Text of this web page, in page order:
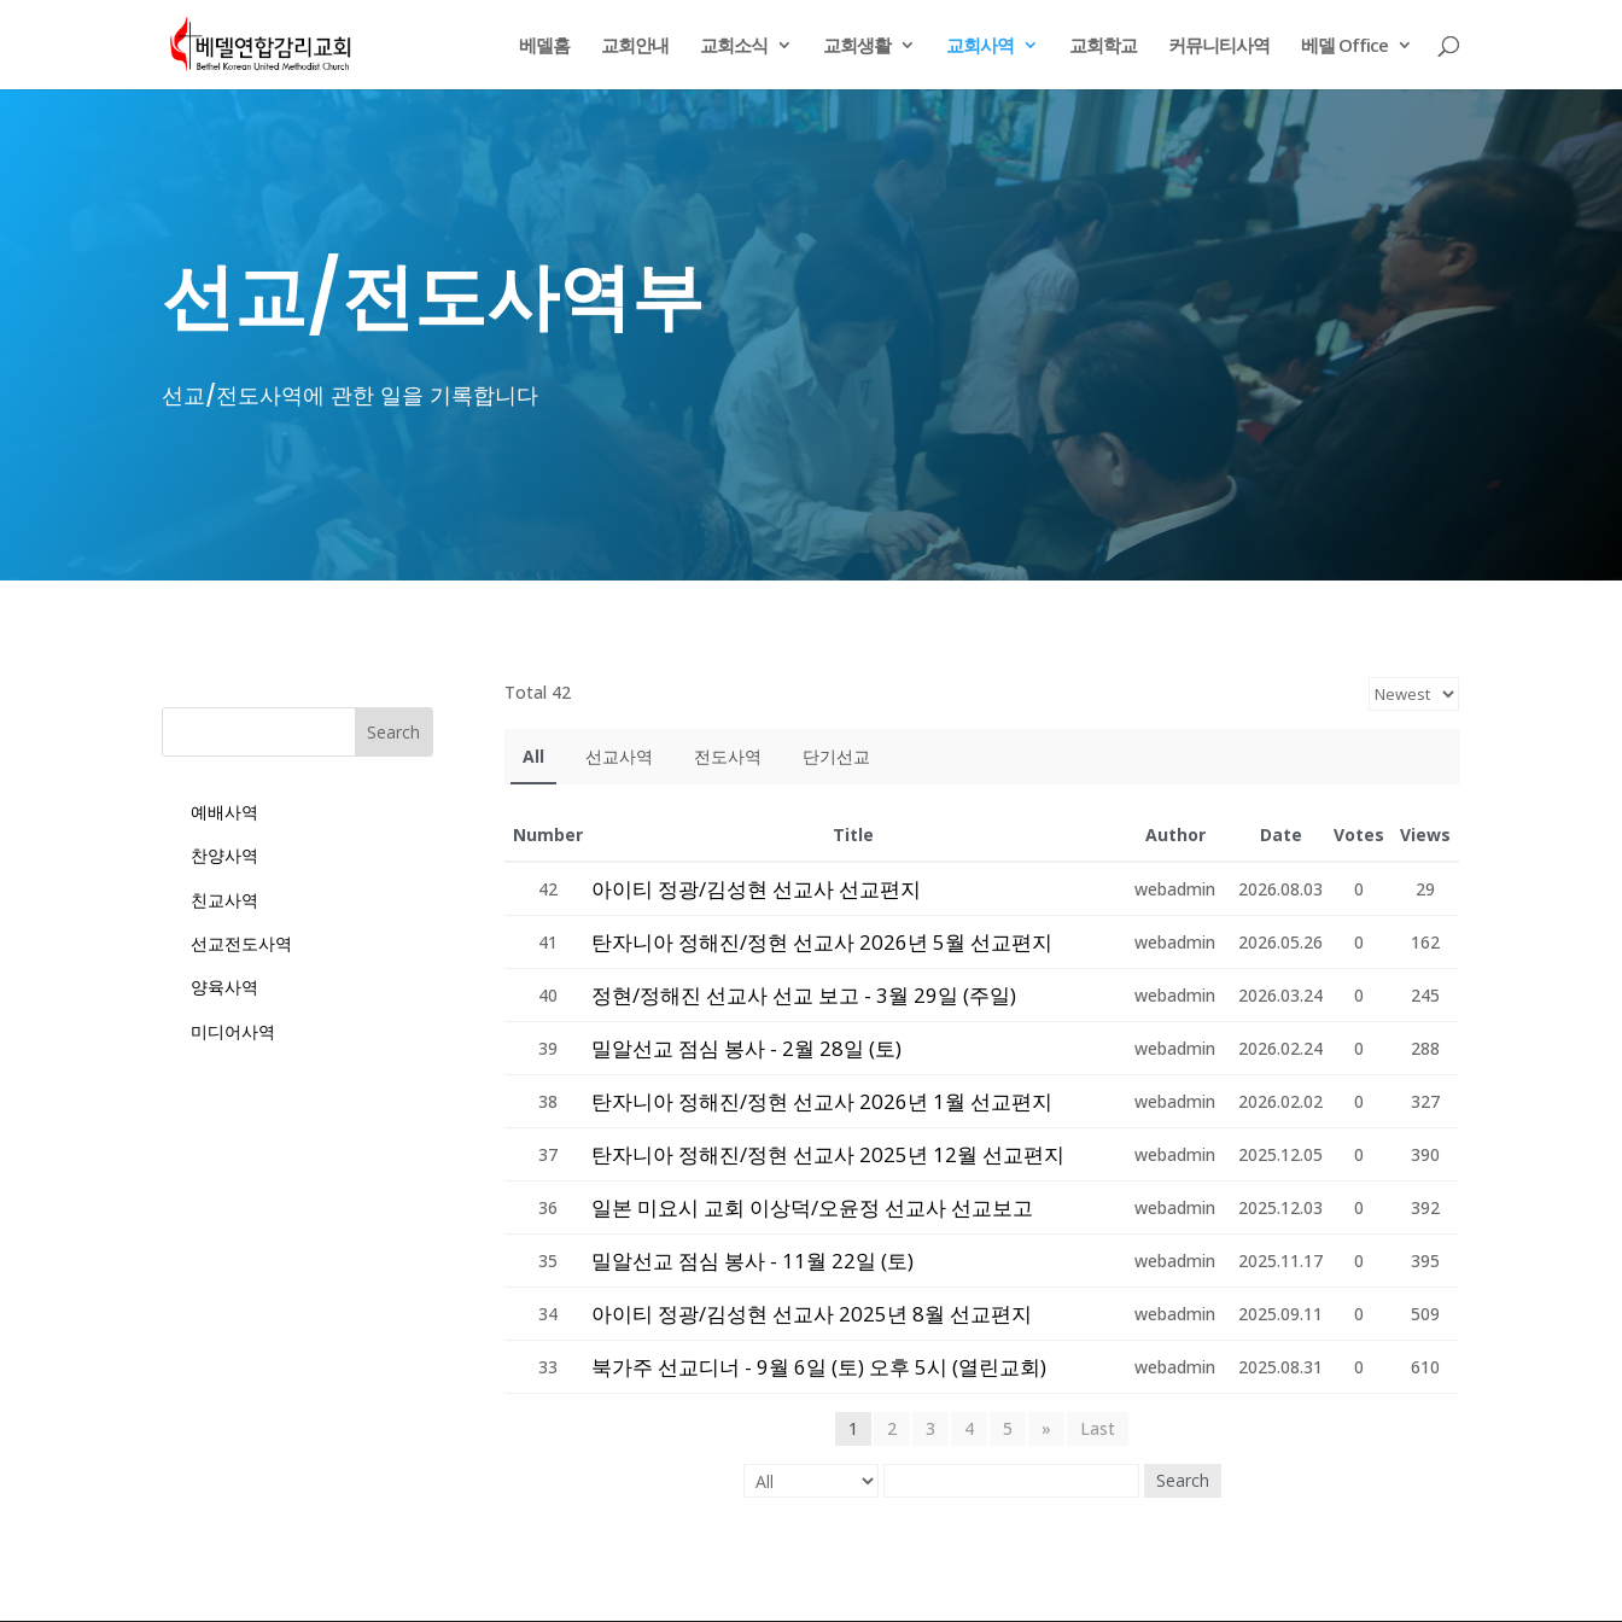
베델홈 교회안내 교회소식 교회생활 교회사역 교회학교 커뮤니티사역 베델 Office
선교/전도사역부
선교/전도사역에 관한 일을 기록합니다
예배사역
찬양사역
친교사역
선교전도사역
양육사역
미디어사역
Total 42
All 선교사역 전도사역 단기선교
Number Title Author Date Votes Views
42 아이티 정광/김성현 선교사 선교편지 webadmin 2026.08.03 0 29
41 탄자니아 정해진/정현 선교사 2026년 5월 선교편지 webadmin 2026.05.26 0 162
40 정현/정해진 선교사 선교 보고 - 3월 29일 (주일) webadmin 2026.03.24 0 245
39 밀알선교 점심 봉사 - 2월 28일 (토) webadmin 2026.02.24 0 288
38 탄자니아 정해진/정현 선교사 2026년 1월 선교편지 webadmin 2026.02.02 0 327
37 탄자니아 정해진/정현 선교사 2025년 12월 선교편지 webadmin 2025.12.05 0 390
36 일본 미요시 교회 이상덕/오윤정 선교사 선교보고 webadmin 2025.12.03 0 392
35 밀알선교 점심 봉사 - 11월 22일 (토) webadmin 2025.11.17 0 395
34 아이티 정광/김성현 선교사 2025년 8월 선교편지 webadmin 2025.09.11 0 509
33 북가주 선교디너 - 9월 6일 (토) 오후 5시 (열린교회) webadmin 2025.08.31 0 610
1 2 3 4 5 » Last
Search